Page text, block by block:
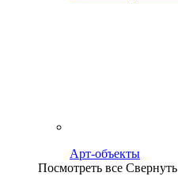
Арт-объекты
Посмотреть все Свернуть